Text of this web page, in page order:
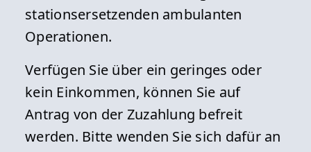
stationsersetzenden ambulanten
Operationen.
Verfügen Sie über ein geringes oder
kein Einkommen, können Sie auf
Antrag von der Zuzahlung befreit
werden. Bitte wenden Sie sich dafür an